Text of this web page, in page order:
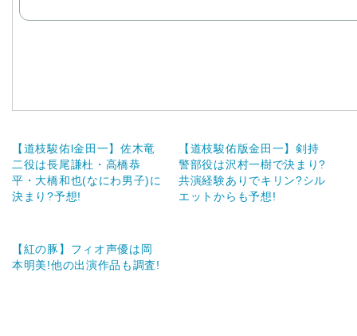
【道枝駿佑l金田一】佐木竜
二役は長尾謙杜・高橋恭
平・大橋和也(なにわ男子)に
決まり?予想!
【道枝駿佑版金田一】剣持
警部役は沢村一樹で決まり?
共演経験ありでキリン?シル
エットからも予想!
【紅の豚】フィオ声優は岡
本明美!他の出演作品も調査!